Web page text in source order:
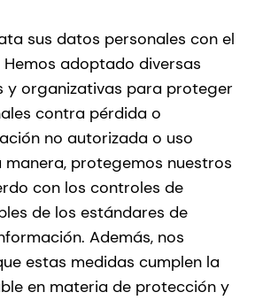
sus datos personales con el
adoptado diversas
y organizativas para proteger
contra pérdida o
no autorizada o uso
manera, protegemos nuestros
con los controles de
de los estándares de
Además, nos
estas medidas cumplen la
en materia de protección y